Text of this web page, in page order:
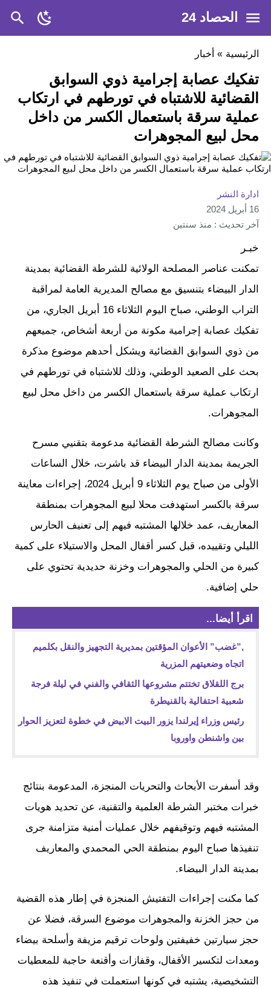
الحصاد 24
الرئيسية » أخبار
تفكيك عصابة إجرامية ذوي السوابق
القضائية للاشتباه في تورطهم في ارتكاب
عملية سرقة باستعمال الكسر من داخل
محل لبيع المجوهرات
ادارة النشر
16 أبريل 2024
آخر تحديث : منذ سنتين
خبـر
تمكنت عناصر المصلحة الولائية للشرطة القضائية بمدينة
الدار البيضاء بتنسيق مع مصالح المديرية العامة لمراقبة
التراب الوطني، صباح اليوم الثلاثاء 16 أبريل الجاري، من
تفكيك عصابة إجرامية مكونة من أربعة أشخاص، جميعهم
من ذوي السوابق القضائية ويشكل أحدهم موضوع مذكرة
بحث على الصعيد الوطني، وذلك للاشتباه في تورطهم في
ارتكاب عملية سرقة باستعمال الكسر من داخل محل لبيع
المجوهرات.
وكانت مصالح الشرطة القضائية مدعومة بتقنيي مسرح
الجريمة بمدينة الدار البيضاء قد باشرت، خلال الساعات
الأولى من صباح يوم الثلاثاء 9 أبريل 2024، إجراءات معاينة
سرقة بالكسر استهدفت محلا لبيع المجوهرات بمنطقة
المعاريف، عمد خلالها المشتبه فيهم إلى تعنيف الحارس
الليلي وتقييده، قبل كسر أقفال المحل والاستيلاء على كمية
كبيرة من الحلي والمجوهرات وخزنة حديدية تحتوي على
حلي إضافية.
اقرأ أيضا...
,”غضب” الأعوان المؤقتين بمديرية التجهيز والنقل بكلميم
اتجاه وضعيتهم المزرية
برج اللقلاق تختتم مشروعها الثقافي والفني في ليلة فرجة
شعبية احتفالية بالقنيطرة
رئيس وزراء إيرلندا يزور البيت الابيض في خطوة لتعزيز الحوار
بين واشنطن واوروبا
وقد أسفرت الأبحاث والتحريات المنجزة، المدعومة بنتائج
خبرات مختبر الشرطة العلمية والتقنية، عن تحديد هويات
المشتبه فيهم وتوقيفهم خلال عمليات أمنية متزامنة جرى
تنفيذها صباح اليوم بمنطقة الحي المحمدي والمعاريف
بمدينة الدار البيضاء.
كما مكنت إجراءات التفتيش المنجزة في إطار هذه القضية
من حجز الخزنة والمجوهرات موضوع السرقة، فضلا عن
حجز سيارتين خفيفتين ولوحات ترقيم مزيفة وأسلحة بيضاء
ومعدات لتكسير الأقفال، وقفازات وأقنعة حاجبة للمعطيات
التشخيصية، يشتبه في كونها استعملت في تنفيذ هذه